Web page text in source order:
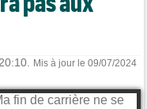
Mis à jour le 09/07/2024